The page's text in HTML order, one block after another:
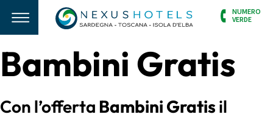
NUMERO
VERDE
Bambini Gratis
Con l’offerta Bambini Gratis il